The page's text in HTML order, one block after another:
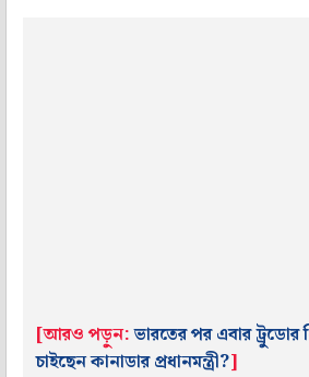
[আরও পড়ুন:ভারতের পর এবার ট্রুডোর
চাইছেন কানাডার প্রধানমন্ত্রী?]